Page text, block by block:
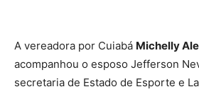
A vereadora por Cuiabá Michelly
acompanhou o esposo Jefferson
secretaria de Estado de Esporte e